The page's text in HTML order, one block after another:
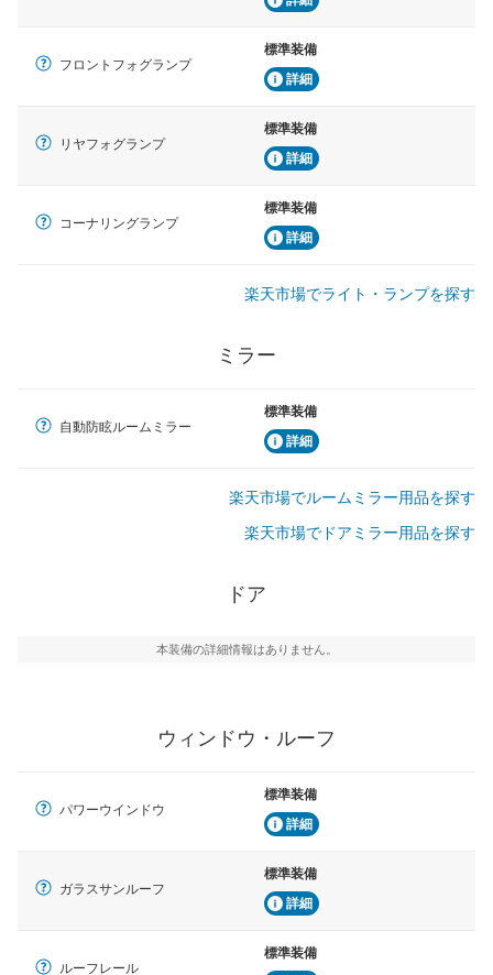
フロントフォグランプ
標準装備
詳細
リヤフォグランプ
標準装備
詳細
コーナリングランプ
標準装備
詳細
楽天市場でライト・ランプを探す
ミラー
自動防眩ルームミラー
標準装備
詳細
楽天市場でルームミラー用品を探す
楽天市場でドアミラー用品を探す
ドア
本装備の詳細情報はありません。
ウィンドウ・ルーフ
パワーウインドウ
標準装備
詳細
ガラスサンルーフ
標準装備
詳細
ルーフレール
標準装備